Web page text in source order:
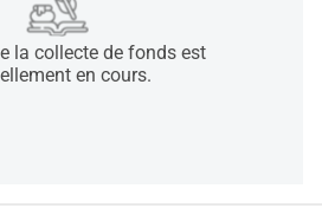
la collecte de fonds est
en cours.